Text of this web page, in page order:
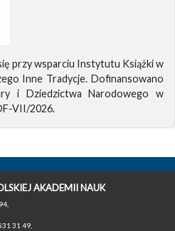
przy wsparciu Instytutu Książki w
Inne Tradycje. Dofinansowano
i Dziedzictwa Narodowego w
VII/2026.
AKADEMII NAUK
31 49,